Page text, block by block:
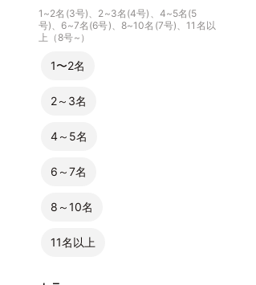
1~2名(3号)、2~3名(4号)、4~5名(5
号)、6~7名(6号)、8~10名(7号)、11名以
上（8号~）
1〜2名
2～3名
4～5名
6～7名
8～10名
11名以上